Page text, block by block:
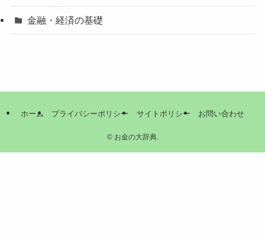
金融・経済の基礎
ホーム プライバシーポリシー サイトポリシー お問い合わせ
©お金の大辞典.